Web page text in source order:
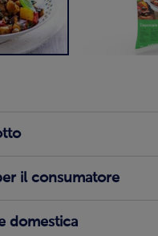
il consumatore
domestica